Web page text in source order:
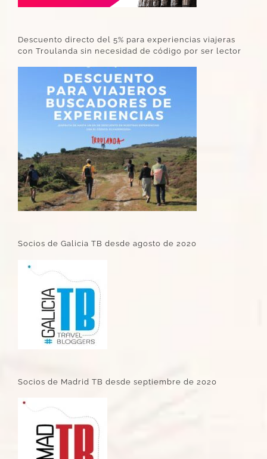
Descuento directo del 5% para experiencias viajeras
con Troulanda sin necesidad de código por ser lector
Socios de Galicia TB desde agosto de 2020
Socios de Madrid TB desde septiembre de 2020